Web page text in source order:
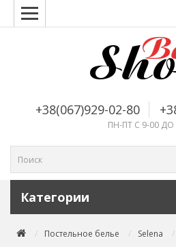
+38(067)929-02-80
ПН-ПТ С 9-00 ДО
Категории
Постельное белье Selena